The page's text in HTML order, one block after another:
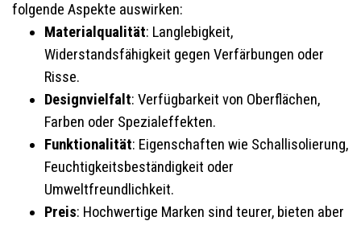
folgende Aspekte auswirken:
Materialqualität: Langlebigkeit,
Widerstandsfähigkeit gegen Verfärbungen oder
Risse.
Designvielfalt: Verfügbarkeit von Oberflächen,
Farben oder Spezialeffekten.
Funktionalität: Eigenschaften wie Schallisolierung,
Feuchtigkeitsbeständigkeit oder
Umweltfreundlichkeit.
Preis: Hochwertige Marken sind teurer, bieten aber